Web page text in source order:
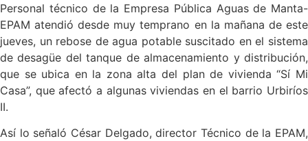
Personal técnico de la Empresa Pública Aguas de Manta-
EPAM atendió desde muy temprano en la mañana de este
jueves, un rebose de agua potable suscitado en el sistema
de desagüe del tanque de almacenamiento y distribución,
que se ubica en la zona alta del plan de vivienda “Sí Mi
Casa”, que afectó a algunas viviendas en el barrio Urbiríos
II.
Así lo señaló César Delgado, director Técnico de la EPAM,